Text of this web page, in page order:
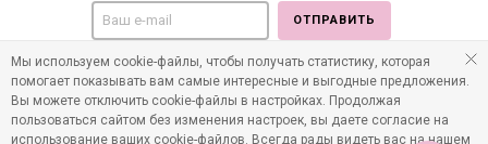
ОТПРАВИТЬ
Мы в социальных медиа:
Мы используем cookie-файлы, чтобы получать статистику, которая
помогает показывать вам самые интересные и выгодные предложения.
Вы можете отключить cookie-файлы в настройках. Продолжая
пользоваться сайтом без изменения настроек, вы даете согласие на
использование ваших cookie-файлов. Всегда рады видеть вас на нашем